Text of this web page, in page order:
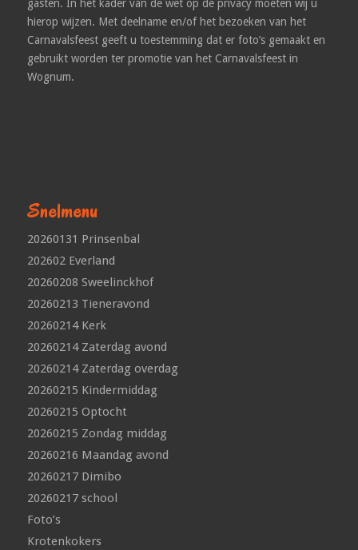
gasten. In het kader van de wet op de privacy moeten wij u
hierop wijzen. Met deelname en/of het bezoeken van het
Carnavalsfeest geeft u toestemming dat er foto’s gemaakt en
gebruikt worden ter promotie van het Carnavalsfeest in
Wognum.
Snelmenu
20260131 Prinsenbal
202602 Everland
20260208 Sweelinckhof
20260213 Tieneravond
20260214 Kerk
20260214 Zaterdag avond
20260214 Zaterdag overdag
20260215 Kindermiddag
20260215 Optocht
20260215 Zondag middag
20260216 Maandag avond
20260217 Dimibo
20260217 school
Foto’s
Krotenkokers